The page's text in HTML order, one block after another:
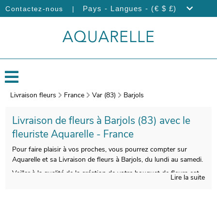
Contactez-nous | Pays - Langues - (€ $ £)
Livraison fleurs France Var (83) Barjols
Livraison de fleurs à Barjols (83) avec le
fleuriste Aquarelle - France
Pour faire plaisir à vos proches, vous pourrez compter sur
Aquarelle et sa Livraison de fleurs à Barjols, du lundi au samedi.
Veiller à la qualité de la création de votre bouquet de fleurs est
Lire la suite